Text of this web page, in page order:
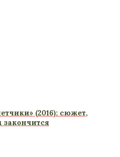
(2016): сюжет,